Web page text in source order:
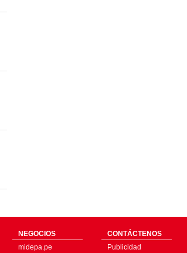
NEGOCIOS
midepa.pe
CONTÁCTENOS
Publicidad